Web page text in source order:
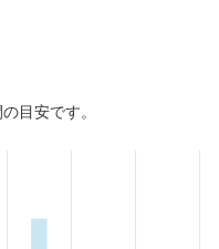
目安です。